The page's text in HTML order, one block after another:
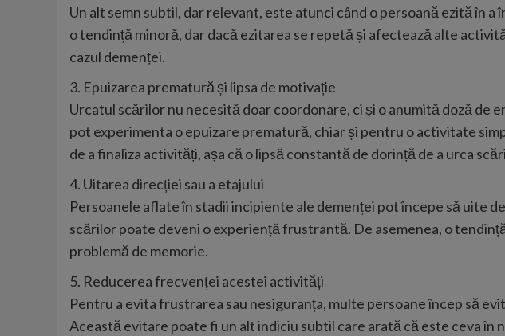
Un alt semn subtil, dar relevant, este atunci când o persoană ezită în
o tendință minoră, dar dacă ezitarea se repetă și afectează alte
cazul demenței.
3. Epuizarea prematură și lipsa de motivație
Urcatul scărilor nu necesită doar coordonare, ci și o anumită doză
pot experimenta o epuizare prematură, chiar și pentru o activitate
de a finaliza activități, așa că o lipsă constantă de dorință de a urca
4. Uitarea direcției sau a etajului
Persoanele aflate în stadii incipiente ale demenței pot începe să uite
scărilor poate deveni o experiență frustrantă. De asemenea, o
problemă de memorie.
5. Reducerea frecvenței acestei activități
Pentru a evita frustrarea sau nesiguranța, multe persoane încep să
Această evitare poate fi un alt indiciu subtil care arată că este ceva în